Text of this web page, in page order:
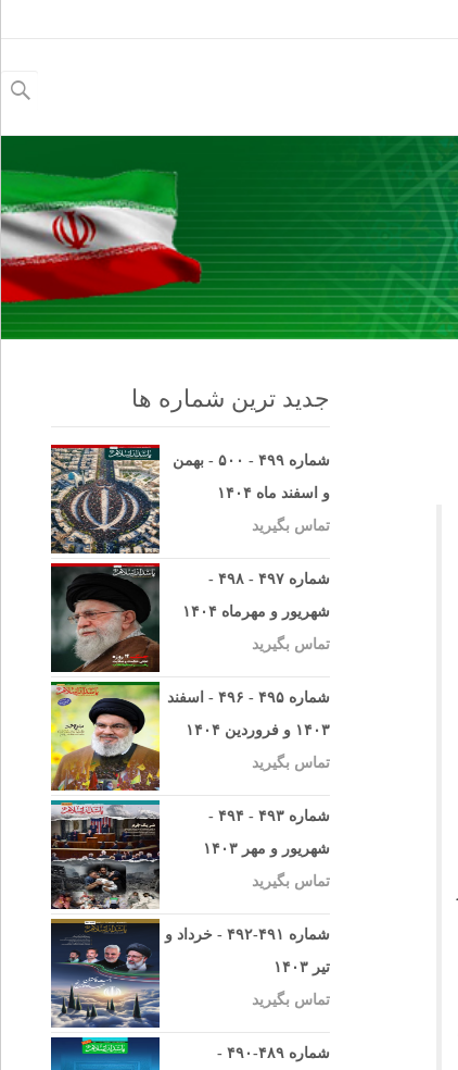
برای:
جدید ترین شماره ها
شماره ۴۹۹ - ۵۰۰ - بهمن
و اسفند ماه ۱۴۰۴
تماس بگیرید
شماره ۴۹۷ - ۴۹۸ -
شهریور و مهرماه ۱۴۰۴
تماس بگیرید
شماره ۴۹۵ - ۴۹۶ - اسفند
۱۴۰۳ و فروردین ۱۴۰۴
تماس بگیرید
شماره ۴۹۳ - ۴۹۴ -
شهریور و مهر ۱۴۰۳
تماس بگیرید
شماره ۴۹۱-۴۹۲ - خرداد و
تیر ۱۴۰۳
تماس بگیرید
شماره ۴۸۹-۴۹۰ -